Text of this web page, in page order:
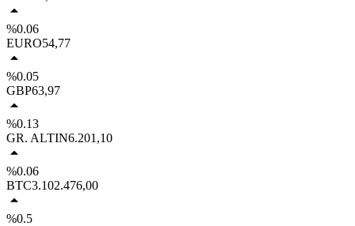
%0.06
EURO54,77
%0.05
GBP63,97
%0.13
GR. ALTIN6.201,10
%0.06
BTC3.102.476,00
%0.5